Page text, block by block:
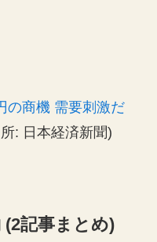
の商機 需要刺激だ
: 日本経済新聞)
記事まとめ)